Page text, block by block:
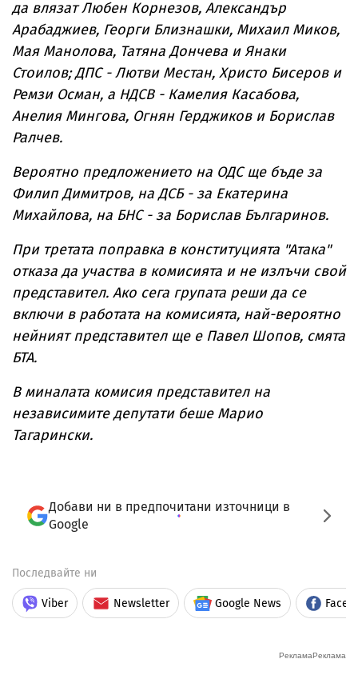
да влязат Любен Корнезов, Александър
Арабаджиев, Георги Близнашки, Михаил Миков,
Мая Манолова, Татяна Дончева и Янаки
Стоилов; ДПС - Лютви Местан, Христо Бисеров и
Ремзи Осман, а НДСВ - Камелия Касабова,
Анелия Мингова, Огнян Герджиков и Борислав
Ралчев.
Вероятно предложението на ОДС ще бъде за
Филип Димитров, на ДСБ - за Екатерина
Михайлова, на БНС - за Борислав Българинов.
При третата поправка в конституцията "Атака"
отказа да участва в комисията и не излъчи свой
представител. Ако сега групата реши да се
включи в работата на комисията, най-вероятно
нейният представител ще е Павел Шопов, смята
БТА.
В миналата комисия представител на
независимите депутати беше Марио
Тагарински.
Добави ни в предпочитани източници в
Google
Последвайте ни
Viber Newsletter Google News